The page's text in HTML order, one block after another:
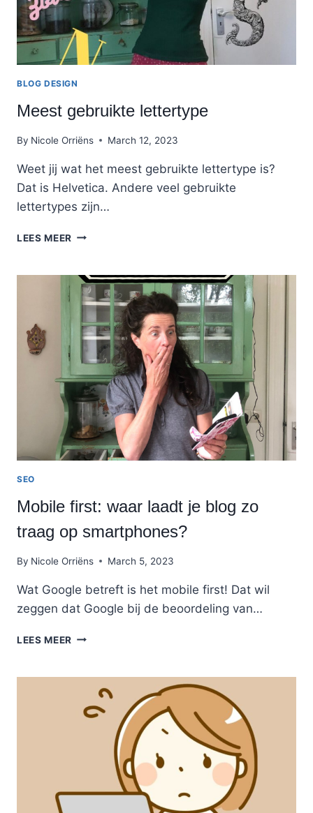
BLOG DESIGN
Meest gebruikte lettertype
By Nicole Orriëns March 12, 2023
Weet jij wat het meest gebruikte lettertype is?
Dat is Helvetica. Andere veel gebruikte
lettertypes zijn…
LEES MEER MEEST
SEO
Mobile first: waar laadt je blog zo
traag op smartphones?
By Nicole Orriëns March 5, 2023
Wat Google betreft is het mobile first! Dat wil
zeggen dat Google bij de beoordeling van…
LEES MEER MOBILE
LAADT
BLOG
SMARTPHONES?